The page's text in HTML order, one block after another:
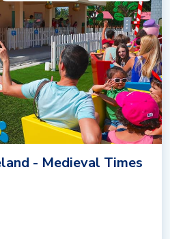
- Medieval Times